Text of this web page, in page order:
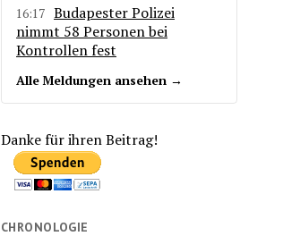
16:17 Budapester Polizei
nimmt 58 Personen bei
Kontrollen fest
Alle Meldungen ansehen →
Danke für ihren Beitrag!
CHRONOLOGIE